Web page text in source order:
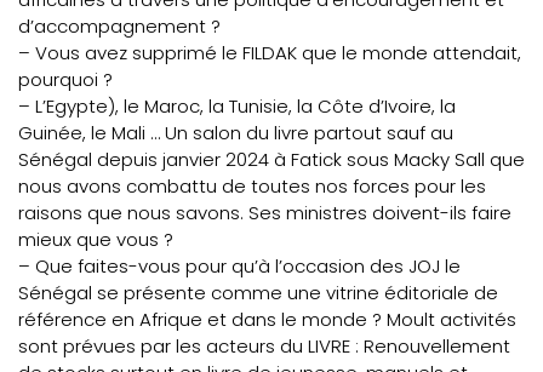
d’accompagnement ?
– Vous avez supprimé le FILDAK que le monde attendait,
pourquoi ?
– L’Egypte), le Maroc, la Tunisie, la Côte d’Ivoire, la
Guinée, le Mali … Un salon du livre partout sauf au
Sénégal depuis janvier 2024 à Fatick sous Macky Sall que
nous avons combattu de toutes nos forces pour les
raisons que nous savons. Ses ministres doivent-ils faire
mieux que vous ?
– Que faites-vous pour qu’à l’occasion des JOJ le
Sénégal se présente comme une vitrine éditoriale de
référence en Afrique et dans le monde ? Moult activités
sont prévues par les acteurs du LIVRE : Renouvellement